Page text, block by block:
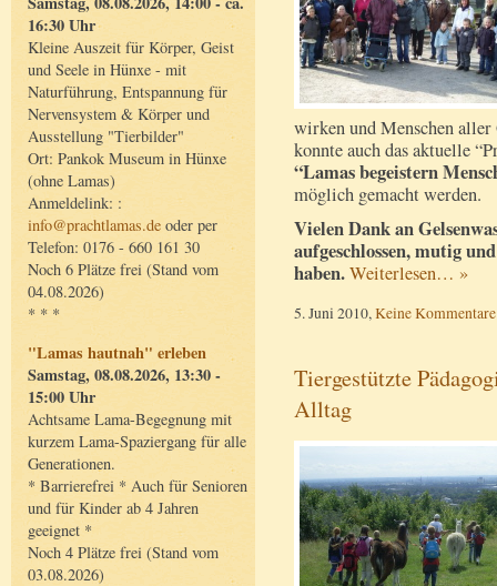
16:30 Uhr
Kleine Auszeit für Körper, Geist
und Seele in Hünxe - mit
Naturführung, Entspannung für
Nervensystem & Körper und
Ausstellung "Tierbilder"
Ort: Pankok Museum in Hünxe
(ohne Lamas)
Anmeldelink: :
info@prachtlamas.de oder per
Telefon: 0176 - 660 161 30
Noch 6 Plätze frei (Stand vom
04.08.2026)
* * *
"Lamas hautnah" erleben
Samstag, 08.08.2026, 13:30 -
15:00 Uhr
Achtsame Lama-Begegnung mit
kurzem Lama-Spaziergang für alle
Generationen.
* Barrierefrei * Auch für Senioren
und für Kinder ab 4 Jahren
geeignet *
Noch 4 Plätze frei (Stand vom
03.08.2026)
wirken und Menschen
konnte auch das aktuelle
“Lamas begeistern
möglich gemacht werden.
Vielen Dank an
aufgeschlossen, mutig
haben.Weiterlesen… »
5. Juni 2010,Keine Kommentare
Tiergestützte
Alltag